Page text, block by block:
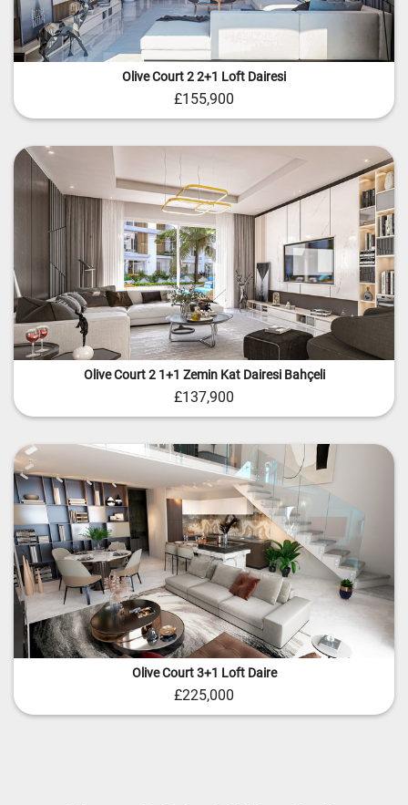
Olive Court 2 2+1 Loft Dairesi
£155,900
Olive Court 2 1+1 Zemin Kat Dairesi Bahçeli
£137,900
Olive Court 3+1 Loft Daire
£225,000